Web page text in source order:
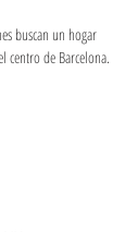
buscan un hogar
centro de Barcelona.